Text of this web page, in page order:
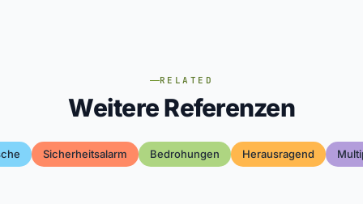
RELATED
Weitere Referenzen
Sicherheitsalarm Bedrohungen Herausragend